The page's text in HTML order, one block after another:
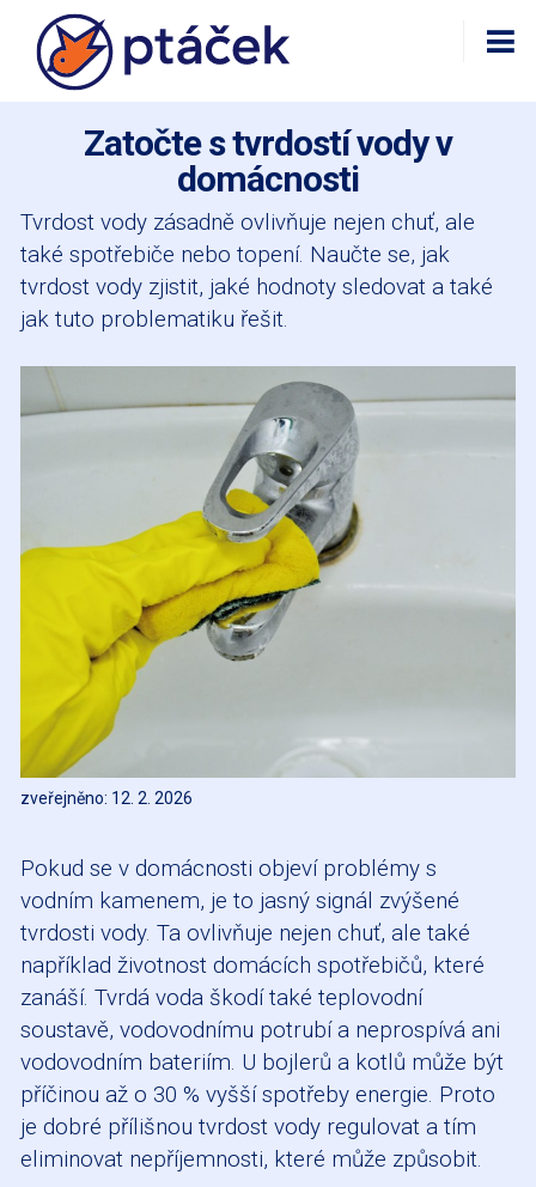
Zatočte s tvrdostí vody v
domácnosti
Tvrdost vody zásadně ovlivňuje nejen chuť, ale
také spotřebiče nebo topení. Naučte se, jak
tvrdost vody zjistit, jaké hodnoty sledovat a také
jak tuto problematiku řešit.
zveřejněno: 12. 2. 2026
Pokud se v domácnosti objeví problémy s
vodním kamenem, je to jasný signál zvýšené
tvrdosti vody. Ta ovlivňuje nejen chuť, ale také
například životnost domácích spotřebičů, které
zanáší. Tvrdá voda škodí také teplovodní
soustavě, vodovodnímu potrubí a neprospívá ani
vodovodním bateriím. U bojlerů a kotlů může být
příčinou až o 30 % vyšší spotřeby energie. Proto
je dobré přílišnou tvrdost vody regulovat a tím
eliminovat nepříjemnosti, které může způsobit.